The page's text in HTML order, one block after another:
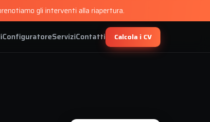
gli interventi alla riapertura.
ConfiguratoreServiziContatti Calcola i CV